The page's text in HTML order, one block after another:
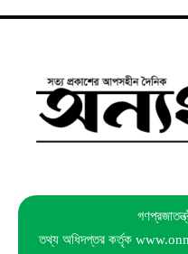
তথ্য অধিদপ্তর কর্তৃক